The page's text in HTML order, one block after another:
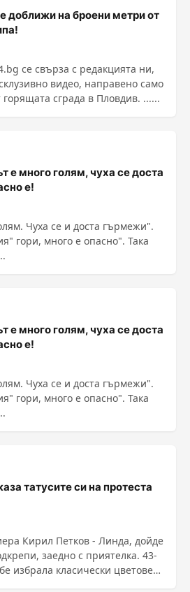
доближи на броени метри от
се свърза с редакцията ни,
видео, направено само
сграда в Пловдив. ......
е много голям, чуха се доста
е!
Чуха се и доста гърмежи".
гори, много е опасно". Така
е много голям, чуха се доста
е!
Чуха се и доста гърмежи".
гори, много е опасно". Така
татусите си на протеста
Кирил Петков - Линда, дойде
заедно с приятелка. 43-
избрала класически цветове